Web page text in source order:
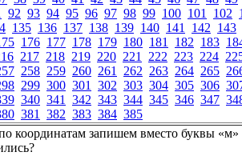
92 93 94 95 96 97 98 99 100 101 102
135 136 137 138 139 140 141 142 143
176 177 178 179 180 181 182 183
217 218 219 220 221 222 223 224
258 259 260 261 262 263 264 265
299 300 301 302 303 304 305 306
340 341 342 343 344 345 346 347
381 382 383 384 385
запишем вместо буквы «м»